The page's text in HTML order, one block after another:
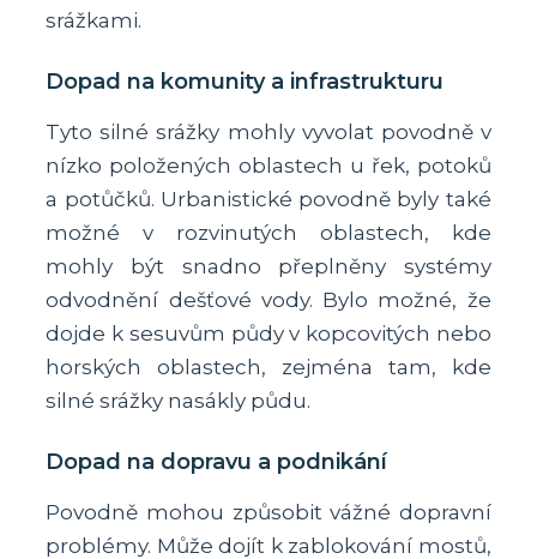
srážkami.
Dopad na komunity a infrastrukturu
Tyto silné srážky mohly vyvolat povodně v
nízko položených oblastech u řek, potoků
a potůčků. Urbanistické povodně byly také
možné v rozvinutých oblastech, kde
mohly být snadno přeplněny systémy
odvodnění dešťové vody. Bylo možné, že
dojde k sesuvům půdy v kopcovitých nebo
horských oblastech, zejména tam, kde
silné srážky nasákly půdu.
Dopad na dopravu a podnikání
Povodně mohou způsobit vážné dopravní
problémy. Může dojít k zablokování mostů,